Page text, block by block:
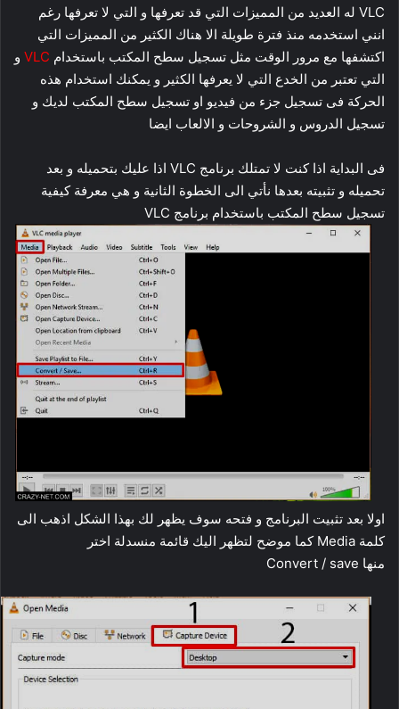
VLC له العديد من المميزات التي قد تعرفها و التي لا تعرفها رغم
انني استخدمه منذ فترة طويلة الا هناك الكثير من المميزات التي
اكتشفها مع مرور الوقت مثل تسجيل سطح المكتب باستخدام VLC و
التي تعتبر من الخدع التي لا يعرفها الكثير و يمكنك استخدام هذه
الحركة فى تسجيل جزء من فيديو او تسجيل سطح المكتب لديك و
تسجيل الدروس و الشروحات و الالعاب ايضا
فى البداية اذا كنت لا تمتلك برنامج VLC اذا عليك بتحميله و بعد
تحميله و تثبيته بعدها نأتي الى الخطوة الثانية و هي معرفة كيفية
تسجيل سطح المكتب باستخدام برنامج VLC
اولا بعد تثبيت البرنامج و فتحه سوف يظهر لك بهذا الشكل اذهب الى
كلمة Media كما موضح لتظهر اليك قائمة منسدلة اختر
منها Convert / save